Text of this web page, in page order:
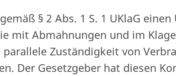
§ 2 Abs. 1 S. 1 UKlaG
mit Abmahnungen und im
Zuständigkeit von
Der Gesetzgeber hat diesen